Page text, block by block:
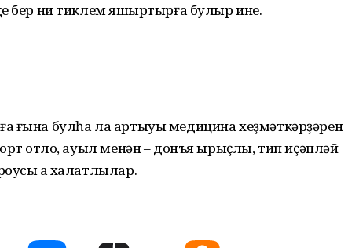
бер ни тиклем яҡшыртырға булыр ине.
ғына булһа ла артыуы медицина хеҙмәткәрҙәрен
ҡотло, ауыл менән – донъя ырыҫлы, тип иҫәпләй
аҡ халатлылар.